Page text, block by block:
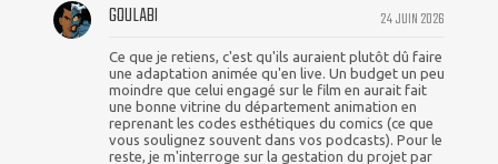
24 JUIN 2026
GOULABI
Ce que je retiens, c'est qu'ils auraient plutôt dû faire
une adaptation animée qu'en live. Un budget un peu
moindre que celui engagé sur le film en aurait fait
une bonne vitrine du département animation en
reprenant les codes esthétiques du comics (ce que
vous soulignez souvent dans vos podcasts). Pour le
reste, je m'interroge sur la gestation du projet par